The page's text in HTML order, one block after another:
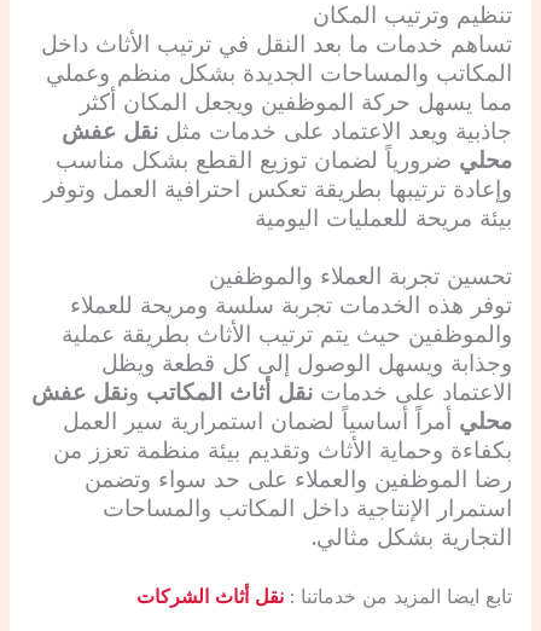
تنظيم وترتيب المكان
تساهم خدمات ما بعد النقل في ترتيب الأثاث داخل
المكاتب والمساحات الجديدة بشكل منظم وعملي
مما يسهل حركة الموظفين ويجعل المكان أكثر
جاذبية ويعد الاعتماد على خدمات مثل نقل عفش
محلي ضرورياً لضمان توزيع القطع بشكل مناسب
وإعادة ترتيبها بطريقة تعكس احترافية العمل وتوفر
بيئة مريحة للعمليات اليومية
تحسين تجربة العملاء والموظفين
توفر هذه الخدمات تجربة سلسة ومريحة للعملاء
والموظفين حيث يتم ترتيب الأثاث بطريقة عملية
وجذابة ويسهل الوصول إلى كل قطعة ويظل
الاعتماد على خدمات نقل أثاث المكاتب ونقل عفش
محلي أمراً أساسياً لضمان استمرارية سير العمل
بكفاءة وحماية الأثاث وتقديم بيئة منظمة تعزز من
رضا الموظفين والعملاء على حد سواء وتضمن
استمرار الإنتاجية داخل المكاتب والمساحات
التجارية بشكل مثالي.
تابع ايضا المزيد من خدماتنا : نقل أثاث الشركات